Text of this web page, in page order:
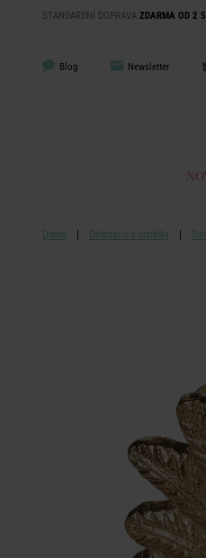
STANDARDNÍ DOPRAVA ZDARMA OD 2
Blog Newsletter
Domů Dekorace a doplňky